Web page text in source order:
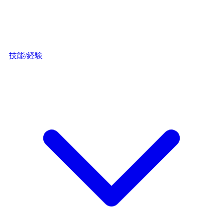
技能/経験